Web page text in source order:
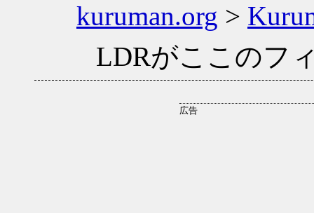
kuruman.org >
LDRがここのフ